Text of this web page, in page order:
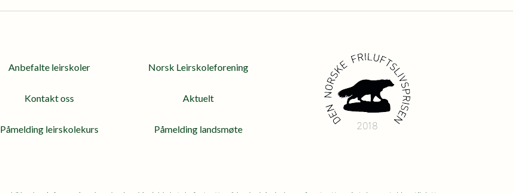
Anbefalte leirskoler Norsk Leirskoleforening
Kontakt oss Aktuelt
Påmelding leirskolekurs Påmelding landsmøte 2018